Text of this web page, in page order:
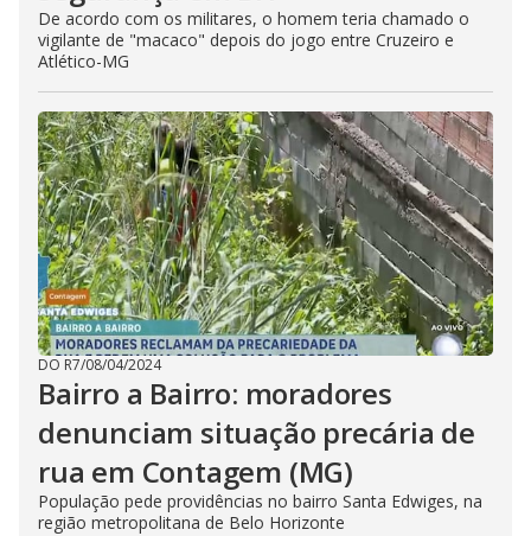
De acordo com os militares, o homem teria chamado o
vigilante de "macaco" depois do jogo entre Cruzeiro e
Atlético-MG
DO R7/08/04/2024
Bairro a Bairro: moradores
denunciam situação precária de
rua em Contagem (MG)
População pede providências no bairro Santa Edwiges, na
região metropolitana de Belo Horizonte